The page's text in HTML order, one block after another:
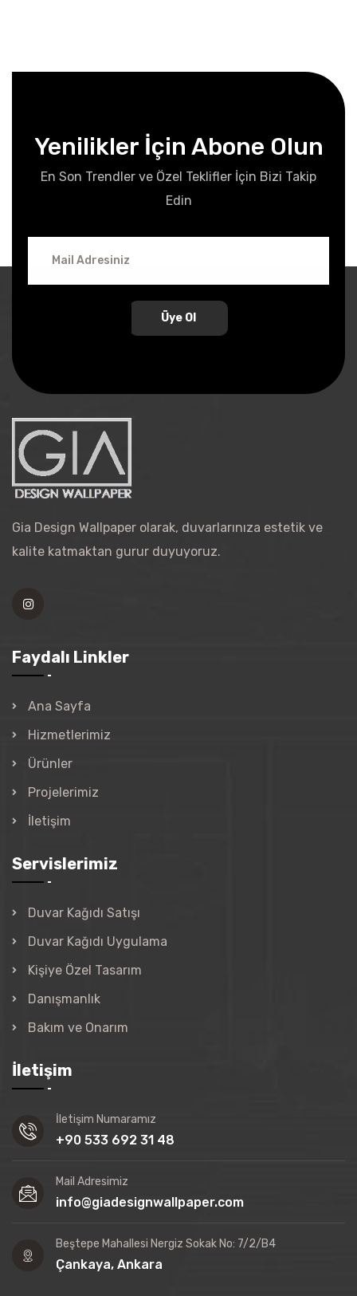
Yenilikler İçin Abone Olun
En Son Trendler ve Özel Teklifler İçin Bizi Takip
Edin
Üye Ol
Gia Design Wallpaper olarak, duvarlarınıza estetik ve
kalite katmaktan gurur duyuyoruz.
Faydalı Linkler
Ana Sayfa
Hizmetlerimiz
Ürünler
Projelerimiz
İletişim
Servislerimiz
Duvar Kağıdı Satışı
Duvar Kağıdı Uygulama
Kişiye Özel Tasarım
Danışmanlık
Bakım ve Onarım
İletişim
İletişim Numaramız
+90 533 692 31 48
Mail Adresimiz
info@giadesignwallpaper.com
Beştepe Mahallesi Nergiz Sokak No: 7/2/B4
Çankaya, Ankara